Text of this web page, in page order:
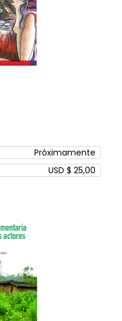
Próximamente
USD $ 25,00